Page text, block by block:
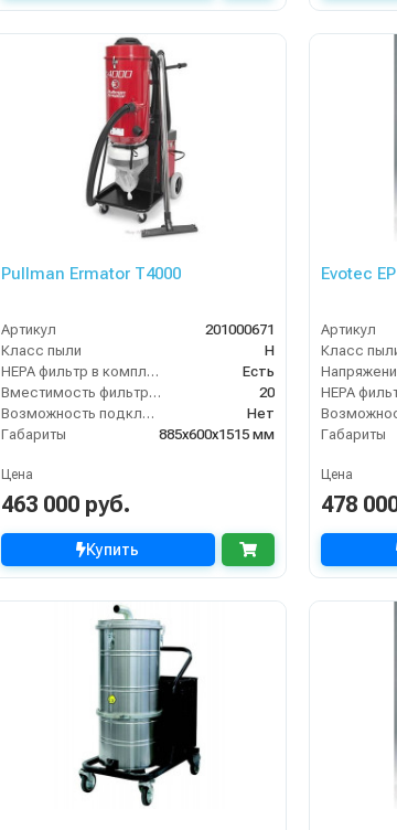
Pullman Ermator T4000
Артикул
201000671
Класс пыли
H
HEPA фильтр в комплекте
Есть
Вместимость фильтр-мешка (л)
20
Возможность подключения электрощетки
Нет
Габариты
885х600х1515 мм
Цена
463 000 руб.
Купить
Evotec
Артикул
Класс
Габариты
Цена
478